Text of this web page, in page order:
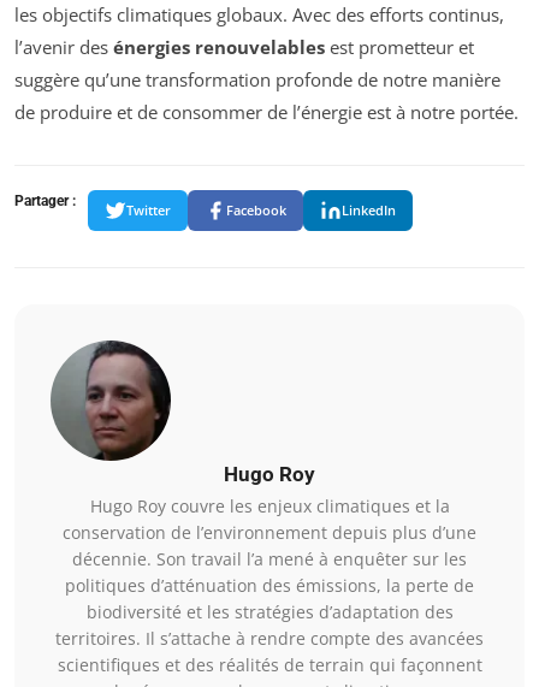
les objectifs climatiques globaux. Avec des efforts continus,
l’avenir des énergies renouvelables est prometteur et
suggère qu’une transformation profonde de notre manière
de produire et de consommer de l’énergie est à notre portée.
Partager :
Twitter Facebook LinkedIn
Hugo Roy
Hugo Roy couvre les enjeux climatiques et la
conservation de l’environnement depuis plus d’une
décennie. Son travail l’a mené à enquêter sur les
politiques d’atténuation des émissions, la perte de
biodiversité et les stratégies d’adaptation des
territoires. Il s’attache à rendre compte des avancées
scientifiques et des réalités de terrain qui façonnent